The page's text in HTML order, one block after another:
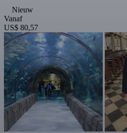
Nieuw
Vanaf
US$ 80,57